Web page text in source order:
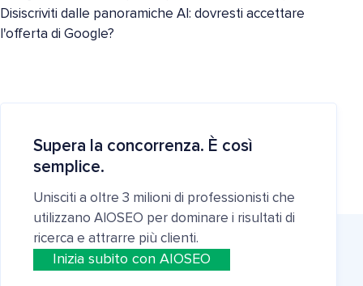
Disiscriviti dalle panoramiche AI: dovresti accettare
l'offerta di Google?
Supera la concorrenza. È così
semplice.
Unisciti a oltre 3 milioni di professionisti che
utilizzano AIOSEO per dominare i risultati di
ricerca e attrarre più clienti.
Inizia subito con AIOSEO